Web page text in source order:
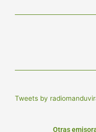
Tweets by
Otras